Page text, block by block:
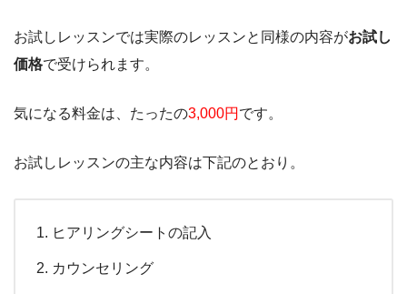
お試しレッスンでは実際のレッスンと同様の内容がお試し
価格で受けられます。
気になる料金は、たったの3,000円 です。
お試しレッスンの主な内容は下記のとおり。
ヒアリングシートの記入
カウンセリング